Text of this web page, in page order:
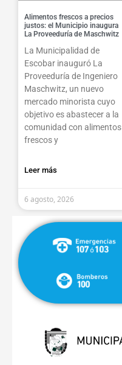
Alimentos frescos a precios
justos: el Municipio inaugura
La Proveeduría de Maschwitz
La Municipalidad de
Escobar inauguró La
Proveeduría de Ingeniero
Maschwitz, un nuevo
mercado minorista cuyo
objetivo es abastecer a la
comunidad con alimentos
frescos y
Leer más
6 agosto, 2026